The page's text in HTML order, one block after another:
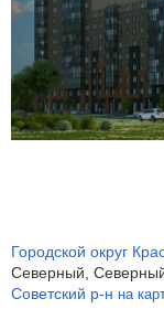
Городской округ
Северный,
Советский р-н на